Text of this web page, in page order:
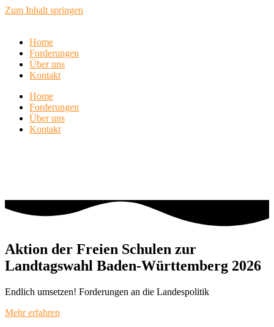
Zum Inhalt springen
Home
Forderungen
Über uns
Kontakt
Home
Forderungen
Über uns
Kontakt
Aktion der Freien Schulen zur
Landtagswahl Baden-Württemberg 2026
Endlich umsetzen! Forderungen an die Landespolitik
Mehr erfahren